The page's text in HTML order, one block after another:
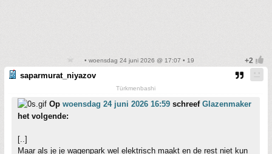
• woensdag 24 juni 2026 @ 17:07 • 19
saparmurat_niyazov
Türkmenbashi
Op woensdag 24 juni 2026 16:59 schreef Glazenmaker
het volgende:
[..]
Maar als je je wagenpark wel elektrisch maakt en de rest niet kun